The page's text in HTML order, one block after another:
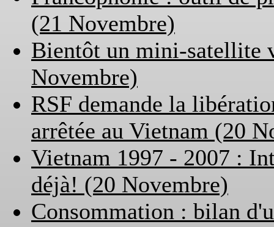
(21 Novembre)
Bientôt un mini-satellite
Novembre)
RSF demande la
arrêtée au Vietnam (20
Vietnam 1997 - 2007 :
déjà! (20 Novembre)
Consommation : bilan